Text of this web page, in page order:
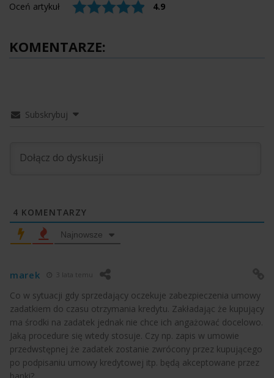
Oceń artykuł 4.9
KOMENTARZE:
Subskrybuj
4 KOMENTARZY
Najnowsze
marek 3 lata temu
Co w sytuacji gdy sprzedający oczekuje zabezpieczenia umowy
zadatkiem do czasu otrzymania kredytu. Zakładając że kupujący
ma środki na zadatek jednak nie chce ich angażować docelowo.
Jaką procedure się wtedy stosuje. Czy np. zapis w umowie
przedwstępnej że zadatek zostanie zwrócony przez kupującego
po podpisaniu umowy kredytowej itp. będą akceptowane przez
banki?